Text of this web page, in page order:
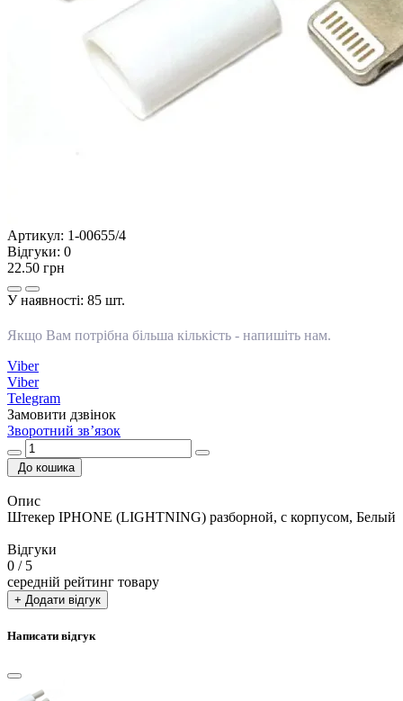
Артикул: 1-00655/4
Відгуки: 0
22.50 грн
У наявності: 85 шт.
Якщо Вам потрібна більша кількість - напишіть нам.
Viber
Viber
Telegram
Замовити дзвінок
Зворотний зв’язок
До кошика
Опис
Штекер IPHONE (LIGHTNING) разборной, с корпусом, Белый
Відгуки
0 / 5
середній рейтинг товару
+ Додати відгук
Написати відгук